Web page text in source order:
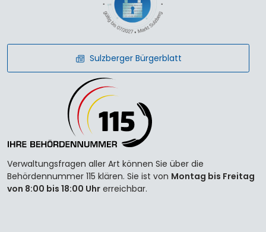
Sulzberger Bürgerblatt
Verwaltungsfragen aller Art können Sie über die
Behördennummer 115 klären. Sie ist von Montag bis Freitag
von 8:00 bis 18:00 Uhr erreichbar.